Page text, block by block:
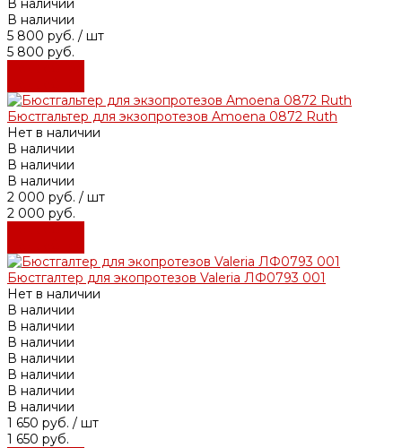
В наличии
В наличии
5 800 руб. / шт
5 800 руб.
Бюстгальтер для экзопротезов Amoena 0872 Ruth
Нет в наличии
В наличии
В наличии
В наличии
2 000 руб. / шт
2 000 руб.
Бюстгалтер для экопротезов Valeria ЛФ0793 001
Нет в наличии
В наличии
В наличии
В наличии
В наличии
В наличии
В наличии
В наличии
1 650 руб. / шт
1 650 руб.